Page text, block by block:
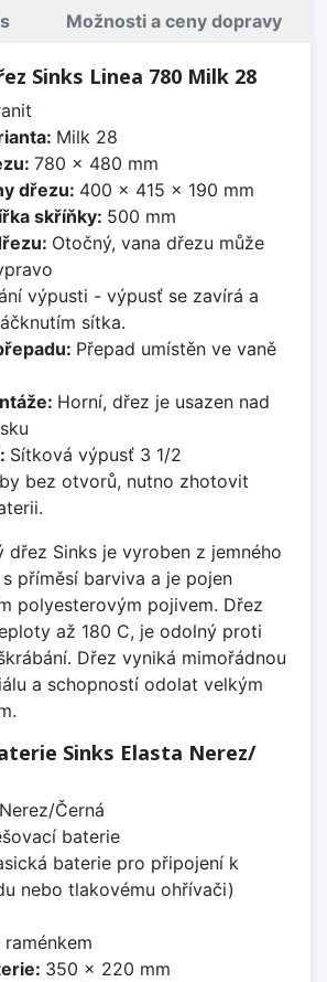
Možnosti a ceny dopravy
Sinks Linea 780 Milk 28
Milk 28
780 x 480 mm
dřezu: 400 x 415 x 190 mm
skříňky: 500 mm
Otočný, vana dřezu může
výpusti - výpusť se zavírá a
sítka.
Přepad umístěn ve vaně
Horní, dřez je usazen nad
Sítková výpusť 3 1/2
bez otvorů, nutno zhotovit
dřez Sinks je vyroben z jemného
příměsí barviva a je pojen
polyesterovým pojivem. Dřez
až 180 C, je odolný proti
Dřez vyniká mimořádnou
a schopností odolat velkým
Sinks Elasta Nerez/
Nerez/Černá
baterie
baterie pro připojení k
nebo tlakovému ohřívači)
350 x 220 mm